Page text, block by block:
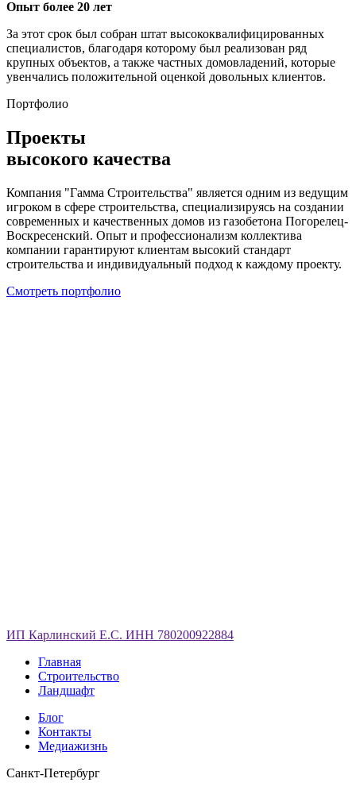
Опыт более 20 лет
За этот срок был собран штат высококвалифицированных
специалистов, благодаря которому был реализован ряд
крупных объектов, а также частных домовладений, которые
увенчались положительной оценкой довольных клиентов.
Портфолио
Проекты
высокого качества
Компания "Гамма Строительства" является одним из ведущим
игроком в сфере строительства, специализируясь на создании
современных и качественных домов из газобетона Погорелец-
Воскресенский. Опыт и профессионализм коллектива
компании гарантируют клиентам высокий стандарт
строительства и индивидуальный подход к каждому проекту.
Смотреть портфолио
ИП Карлинский Е.С. ИНН 780200922884
Главная
Строительство
Ландшафт
Блог
Контакты
Медиажизнь
Санкт-Петербург